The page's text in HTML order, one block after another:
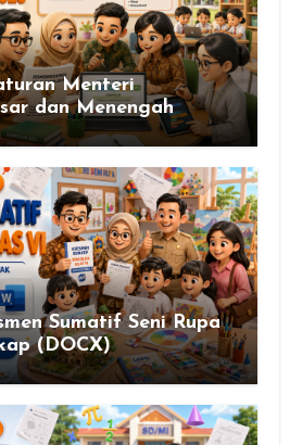
Menteri
dan Menengah
Nomor 13 Tahun
Sumatif Seni Rupa
(DOCX)